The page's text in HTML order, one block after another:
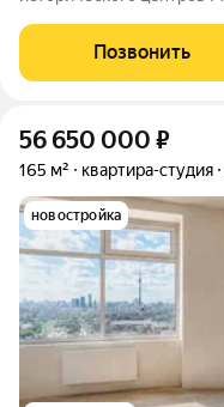
находится на 8 этаже
жилом комплексе
Позвонить
56 650 000 ₽
165 м² квартира-студия
новостройка